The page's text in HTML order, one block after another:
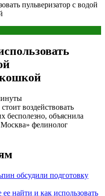
пульверизатор с водой
воздействовать
бесполезно, объяснила
фелинолог
обсудили подготовку
найти и как использовать